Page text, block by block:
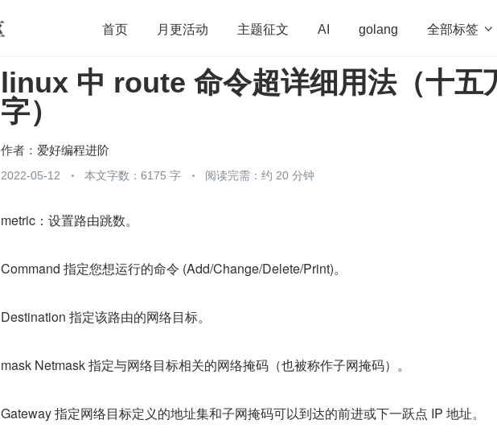
首页 月更活动 主题征文 AI golang 全部标签 
开源 架构 OpenHarmony 算法 学习方法 Web3.0 高
团队管理
linux 中 route 命令超详细用法（十五
字）
作者： 爱好编程进阶
2022-05-12 本文字数：6175 字 阅读完需：约 20 分钟
metric：设置路由跳数。
Command 指定您想运行的命令 (Add/Change/Delete/Print)。
Destination 指定该路由的网络目标。
mask Netmask 指定与网络目标相关的网络掩码（也被称作子网掩码）。
Gateway 指定网络目标定义的地址集和子网掩码可以到达的前进或下一跃点 IP 地址。